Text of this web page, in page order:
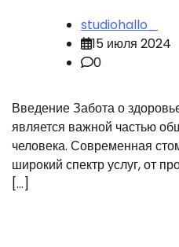
studiohallo_
15 июля 2024
0
Введение Забота о
является важной частью
человека. Современная
широкий спектр услуг, от
[…]